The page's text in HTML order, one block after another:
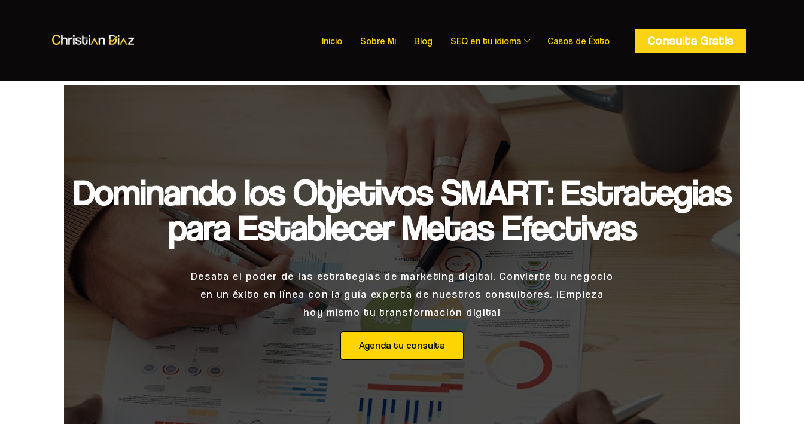
Inicio Sobre Mi Blog SEO en tu idioma Casos de Éxito Consulta Gratis
Dominando los Objetivos SMART: Estrategias
para Establecer Metas Efectivas
Desata el poder de las estrategias de marketing digital. Convierte tu negocio
en un éxito en línea con la guía experta de nuestros consultores. ¡Empieza
hoy mismo tu transformación digital
Agenda tu consulta